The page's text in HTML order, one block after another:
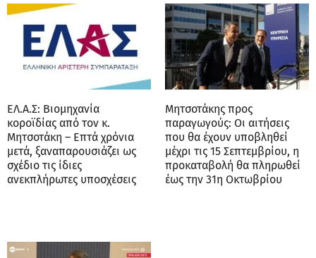
ΕΛ.Α.Σ: Βιομηχανία
κοροϊδίας από τον κ.
Μητσοτάκη – Επτά χρόνια
μετά, ξαναπαρουσιάζει ως
σχέδιο τις ίδιες
ανεκπλήρωτες υποσχέσεις
Μητσοτάκης προς
παραγωγούς: Οι αιτήσεις
που θα έχουν υποβληθεί
μέχρι τις 15 Σεπτεμβρίου, η
προκαταβολή θα πληρωθεί
έως την 31η Οκτωβρίου